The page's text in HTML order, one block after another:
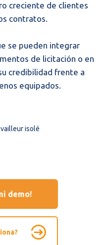
creciente de clientes
contratos.
se pueden integrar
de licitación o en
credibilidad frente a
equipados.
demo!